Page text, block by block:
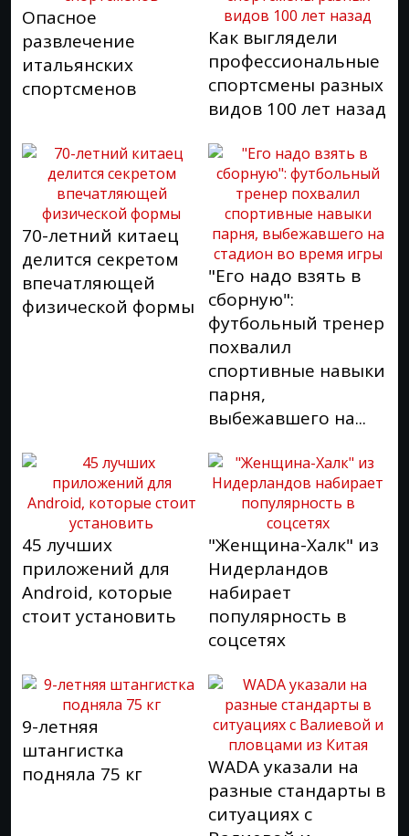
Опасное
развлечение
итальянских
спортсменов
Как выглядели
профессиональные
спортсмены разных
видов 100 лет назад
70-летний китаец
делится секретом
впечатляющей
физической формы
"Его надо взять в
сборную":
футбольный тренер
похвалил
спортивные навыки
парня,
выбежавшего на...
45 лучших
приложений для
Android, которые
стоит установить
"Женщина-Халк" из
Нидерландов
набирает
популярность в
соцсетях
9-летняя
штангистка
подняла 75 кг
WADA указали на
разные стандарты в
ситуациях с